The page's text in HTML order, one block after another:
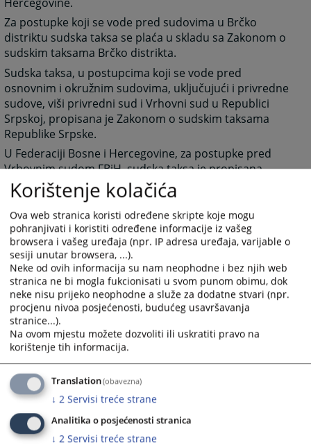
Za postupke koji se vode pred sudovima u Brčko
distriktu sudska taksa se plaća u skladu sa Zakonom o
sudskim taksama Brčko distrikta.
Sudska taksa, u postupcima koji se vode pred
osnovnim i okružnim sudovima, uključujući i privredne
sudove, viši privredni sud i Vrhovni sud u Republici
Srpskoj, propisana je Zakonom o sudskim taksama
Republike Srpske.
U Federaciji Bosne i Hercegovine, za postupke pred
Vrhovnim sudom FBiH, sudska taksa je propisana
Zakonom o sudskim taksama pred vrhovnim sudom
Federacije BiH, dok za postupke koji se vode pred
općinskim i kantonalnim sudovima primjenjuju se
kantonalni zakoni o sudskim taksama prema sjedištu
suda.
Sudske takse u postupcima pred Okružnim privrednim
sudom Istočno Sarajevo plaćaju se u skladu sa
odredbama Zakona o sudskim taksama (službeni
glasnik RS br.73/08), kao i Taksenih tarifa koje su njegov
sastavni dio.
Takođe možete i zračunati taksu uz pomoć Kalkulatora
takse u prilogu desno. Kalkulator taksi je informativnog
karaktera i ne mora nužno predstavljati stvaran iznos
takse predviđen važećim zakonom o sudskim taksama.
3020PREGLEDA
Korištenje kolačića
Ova web stranica koristi određene skripte koje mogu
pohranjivati i koristiti određene informacije iz vašeg
browsera i vašeg uređaja (npr. IP adresa uređaja, varijable o
sesiji unutar browsera, ...).
Neke od ovih informacija su nam neophodne i bez njih web
stranica ne bi mogla fukcionisati u svom punom obimu, dok
neke nisu prijeko neophodne a služe za dodatne stvari (npr.
procjenu nivoa posjećenosti, budućeg usavršavanja
stranice...).
Na ovom mjestu možete dozvoliti ili uskratiti pravo na
korištenje tih informacija.
Translation(obavezna)
↓ 2 Servisi treće strane
Analitika o posjećenosti stranica
↓ 2 Servisi treće strane